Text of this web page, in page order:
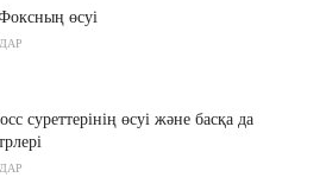
өсуі
суреттерінің өсуі және басқа да